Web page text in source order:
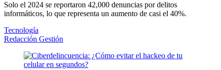
Solo el 2024 se reportaron 42,000 denuncias por delitos
informáticos, lo que representa un aumento de casi el 40%.
Tecnología
Redacción Gestión